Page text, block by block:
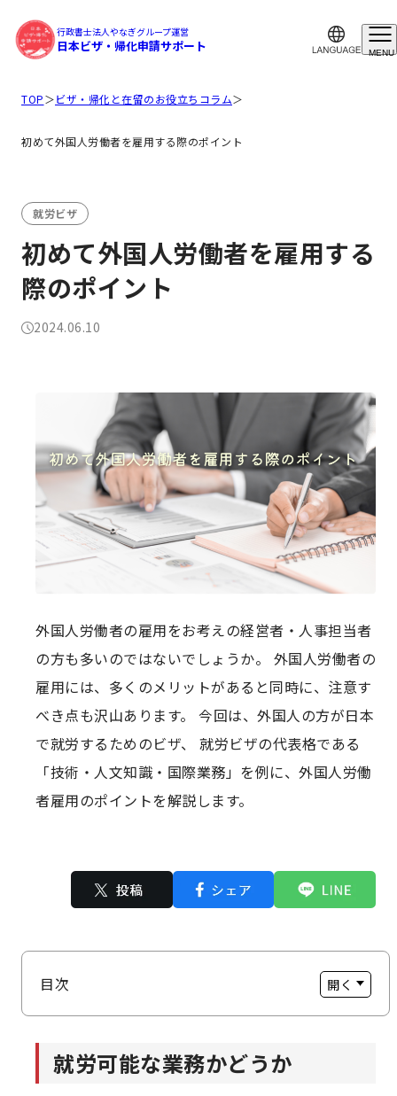
行政書士法人やなぎグループ運営
日本ビザ・帰化申請サポート MENU
TOP＞ビザ・帰化と在留のお役立ちコラム＞
初めて外国人労働者を雇用する際のポイント
就労ビザ
初めて外国人労働者を雇用する
際のポイント
2024.06.10
外国人労働者の雇用をお考えの経営者・人事担当者
の方も多いのではないでしょうか。 外国人労働者の
雇用には、多くのメリットがあると同時に、注意す
べき点も沢山あります。 今回は、外国人の方が日本
で就労するためのビザ、 就労ビザの代表格である
「技術・人文知識・国際業務」を例に、外国人労働
者雇用のポイントを解説します。
目次
就労可能な業務かどうか
学歴について
就労可能な業務かどうか